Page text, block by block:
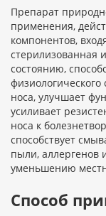
Препарат
применения,
компонентов,
стерилизованная
состоянию,
физиологического
носа, улучшает
усиливает
носа к
способствует
пыли, аллергенов
уменьшению
Способ